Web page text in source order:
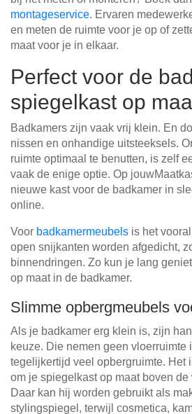
montageservice. Ervaren
en meten de ruimte voor je op of
maat voor je in elkaar.
Perfect voor de
spiegelkast op
Badkamers zijn vaak vrij klein. En
nissen en onhandige uitsteeksels.
ruimte optimaal te benutten, is zelf
vaak de enige optie. Op
nieuwe kast voor de badkamer in
online.
Voor badkamermeubels is het
open snijkanten worden afgedicht,
binnendringen. Zo kun je lang
op maat in de badkamer.
Slimme opbergmeubels
Als je badkamer erg klein is, zijn
keuze. Die nemen geen vloerruimte
tegelijkertijd veel opbergruimte. Het
om je spiegelkast op maat boven de
Daar kan hij worden gebruikt als
stylingspiegel, terwijl cosmetica,